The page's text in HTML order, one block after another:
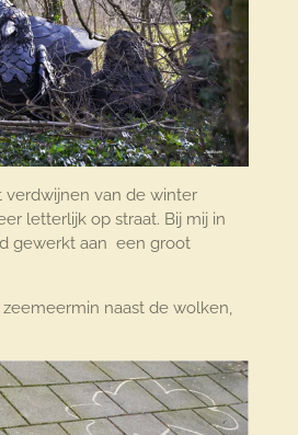
verdwijnen van de winter
letterlijk op straat. Bij mij in
gewerkt aan een groot
naast de wolken,